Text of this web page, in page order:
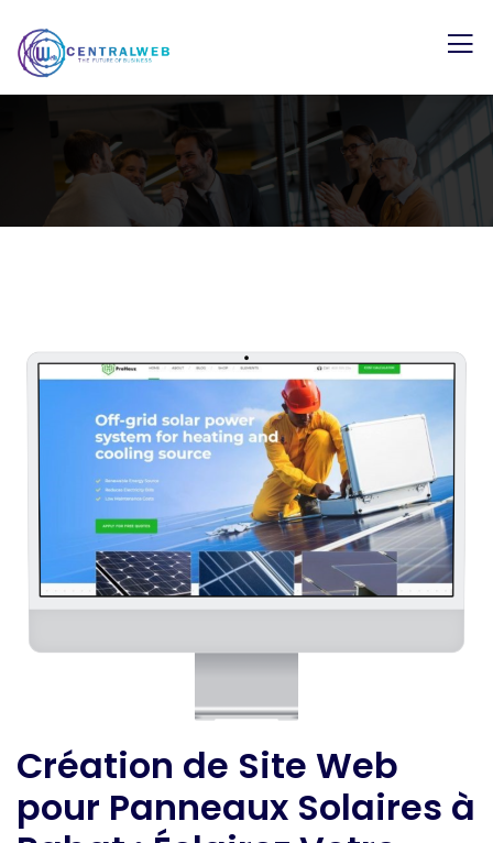
Création de Site Web
pour Panneaux Solaires à